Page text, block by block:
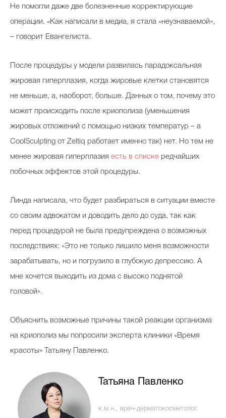
Хит недели от визажиста
Celebrity дня
Beauty- битвы
Тесты
Не помогли даже две болезненные корректирующие
операции. «Как написали в медиа, я стала «неузнаваемой»,
– говорит Евангелиста.
После процедуры у модели развилась парадоксальная
жировая гиперплазия, когда жировые клетки становятся
не меньше, а, наоборот, больше. Данных о том, почему это
может происходить после криополиза (уменьшения
жировых отложений с помощью низких температур – а
CoolSculpting от Zeltiq работает именно так) нет. Но тем не
менее жировая гиперплазия есть в списке редчайших
побочных эффектов этой процедуры.
Линда написала, что будет разбираться в ситуации вместе
со своим адвокатом и доводить дело до суда, так как
перед процедурой не была предупреждена о возможных
последствиях: «Это не только лишило меня возможности
зарабатывать, но и погрузило в глубокую депрессию. А
мне хочется выходить из дома с высоко поднятой
головой».
Объяснить возможные причины такой реакции организма
на криополиз мы попросили эксперта клиники «Время
красоты» Татьяну Павленко.
Татьяна Павленко
к.м.н., врач-дерматокосметолог,